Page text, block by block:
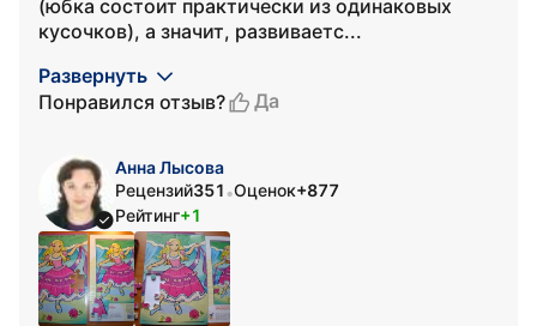
(юбка состоит практически из одинаковых
кусочков), а значит, развиваетс...
Развернуть
Понравился отзыв?
Да
Анна Лысова
Рецензий351 •Оценок+877
Рейтинг+1